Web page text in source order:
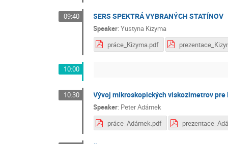
09:40 SERS SPEKTRÁ VYBRANÝCH STATÍNOV
Speaker:Yustyna Kizyma
práce_Kizyma.pdf
10:00
10:30 Vývoj mikroskopických viskozimetrov
Speaker: Peter Adámek
práce_Adámek.pdf